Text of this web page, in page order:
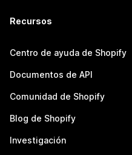
Recursos
Centro de ayuda de Shopify
Documentos de API
Comunidad de Shopify
Blog de Shopify
Investigación